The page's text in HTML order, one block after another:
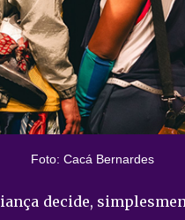
Foto: Cacá Bernardes
decide,